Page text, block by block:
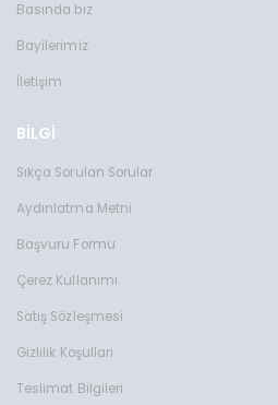
Basında biz
Bayilerimiz
İletişim
BİLGİ
Sıkça Sorulan Sorular
Aydınlatma Metni
Başvuru Formu
Çerez Kullanımı
Satış Sözleşmesi
Gizlilik Koşulları
Teslimat Bilgileri